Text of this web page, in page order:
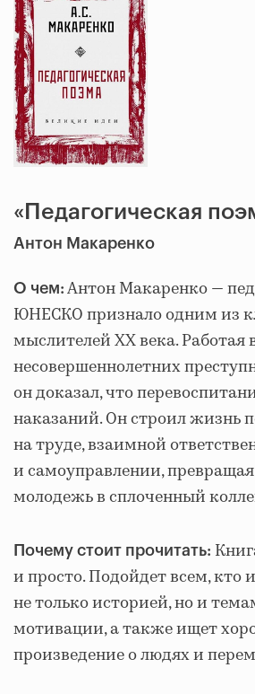
«Педагогическая
Антон Макаренко
О чем: Антон Макаренко —
ЮНЕСКО признало одним из
мыслителей XX века. Работая
несовершеннолетних
он доказал, что
наказаний. Он строил жизнь
на труде, взаимной
и самоуправлении,
молодежь в сплоченный
Почему стоит прочитать:
и просто. Подойдет всем, кто
не только историей, но и
мотивации, а также ищет
произведение о людях и